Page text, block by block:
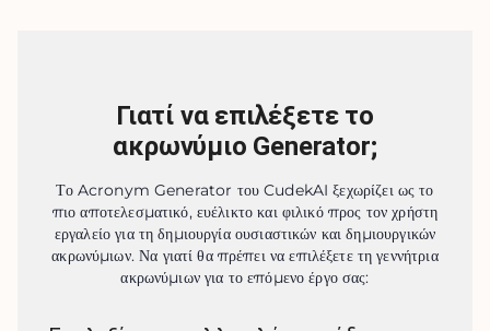
Γιατί να επιλέξετε το
ακρωνύμιο Generator;
Το Acronym Generator του CudekAI ξεχωρίζει ως το
πιο αποτελεσματικό, ευέλικτο και φιλικό προς τον χρήστη
εργαλείο για τη δημιουργία ουσιαστικών και δημιουργικών
ακρωνύμιων. Να γιατί θα πρέπει να επιλέξετε τη γεννήτρια
ακρωνύμιων για το επόμενο έργο σας: